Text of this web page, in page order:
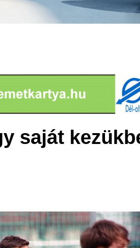
saját